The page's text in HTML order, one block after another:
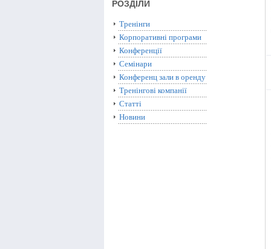
РОЗДІЛИ
Тренінги
Корпоративні програми
Конференції
Семінари
Конференц зали в оренду
Тренінгові компанії
Статті
Новини